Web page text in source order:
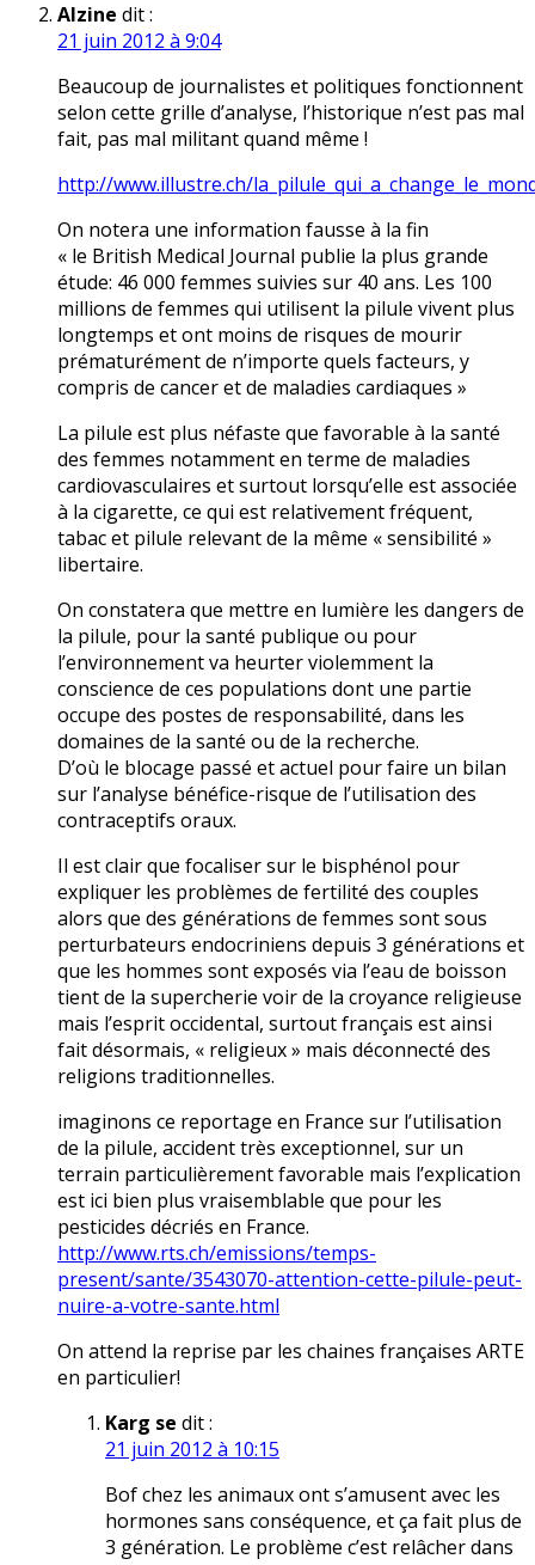
Alzine dit :
21 juin 2012 à 9:04
Beaucoup de journalistes et politiques fonctionnent
selon cette grille d’analyse, l’historique n’est pas mal
fait, pas mal militant quand même !
http://www.illustre.ch/
On notera une information fausse à la fin
« le British Medical Journal publie la plus grande
étude: 46 000 femmes suivies sur 40 ans. Les 100
millions de femmes qui utilisent la pilule vivent plus
longtemps et ont moins de risques de mourir
prématurément de n’importe quels facteurs, y
compris de cancer et de maladies cardiaques »
La pilule est plus néfaste que favorable à la santé
des femmes notamment en terme de maladies
cardiovasculaires et surtout lorsqu’elle est associée
à la cigarette, ce qui est relativement fréquent,
tabac et pilule relevant de la même « sensibilité »
libertaire.
On constatera que mettre en lumière les dangers de
la pilule, pour la santé publique ou pour
l’environnement va heurter violemment la
conscience de ces populations dont une partie
occupe des postes de responsabilité, dans les
domaines de la santé ou de la recherche.
D’où le blocage passé et actuel pour faire un bilan
sur l’analyse bénéfice-risque de l’utilisation des
contraceptifs oraux.
Il est clair que focaliser sur le bisphénol pour
expliquer les problèmes de fertilité des couples
alors que des générations de femmes sont sous
perturbateurs endocriniens depuis 3 générations et
que les hommes sont exposés via l’eau de boisson
tient de la supercherie voir de la croyance religieuse
mais l’esprit occidental, surtout français est ainsi
fait désormais, « religieux » mais déconnecté des
religions traditionnelles.
imaginons ce reportage en France sur l’utilisation
de la pilule, accident très exceptionnel, sur un
terrain particulièrement favorable mais l’explication
est ici bien plus vraisemblable que pour les
pesticides décriés en France.
http://www.rts.ch/emissions/temps-
present/sante/3543070-attention-cette-pilule-peut-
nuire-a-votre-sante.html
On attend la reprise par les chaines françaises ARTE
en particulier!
Karg se dit :
21 juin 2012 à 10:15
Bof chez les animaux ont s’amusent avec les
hormones sans conséquence, et ça fait plus de
3 génération. Le problème c’est relâcher dans